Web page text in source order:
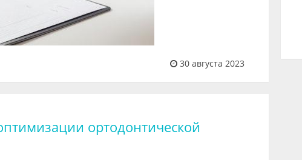
30 августа 2023
ортодонтической